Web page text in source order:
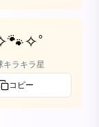
キラキラ星
コピー